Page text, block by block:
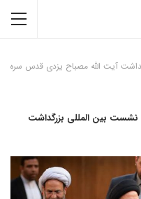
آیت الله مصباح یزدی قدس سره
بین المللی بزرگداشت